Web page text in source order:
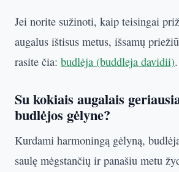
Jei norite sužinoti, kaip teisingai
augalus ištisus metus, išsamų
rasite čia: budlėja (buddleja davidii).
Su kokiais augalais
budlėjos gėlyne?
Kurdami harmoningą gėlyną,
saulę mėgstančių ir panašiu metu